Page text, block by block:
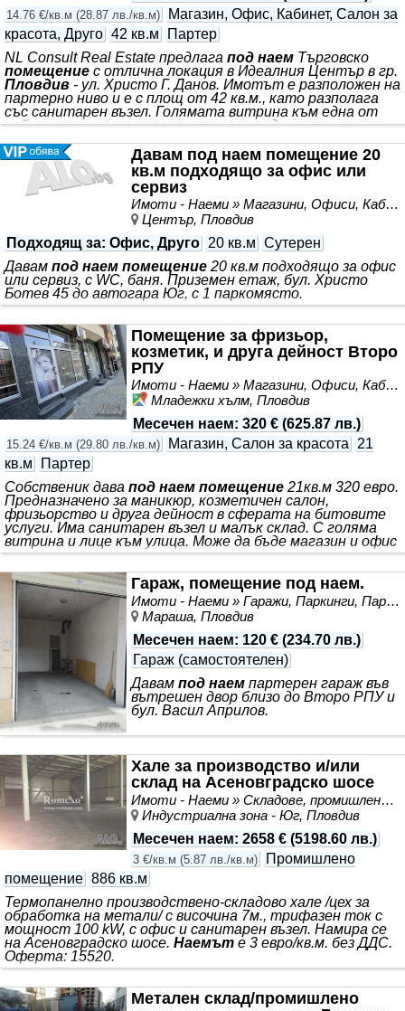
14.76 €/кв.м (28.87 лв./кв.м)
Магазин, Офис, Кабинет, Салон за
красота, Друго 42 кв.м
Партер
NL Consult Real Estate предлага под наем Търговско
помещение с отлична локация в Идеалния Център в гр.
Пловдив - ул. Христо Г. Данов. Имотът е разположен на
партерно ниво и е с площ от 42 кв.м., като разполага
със санитарен възел. Голямата витрина към една от
най-оживените търговски улици в града осигурява
подходящо за както за магазин и шоурум; така и за офис
или представителство на компания; счетоводна,
адвокатска кантора, галерия, ателие или
консултантски център и други търговски и
административни дейности. Имотът се отдава
Давам под наем помещение 20
кв.м подходящо за офис или
сервиз
Имоти - Наеми » Магазини, Офиси, Кабинети, Салони
Център, Пловдив
Подходящ за: Офис, Друго 20 кв.м Сутерен
Давам под наем помещение 20 кв.м подходящо за офис
или сервиз, с WC, баня. Приземен етаж, бул. Христо
Ботев 45 до автогара Юг, с 1 паркомясто.
Помещение за фризьор,
козметик, и друга дейност Второ
РПУ
Имоти - Наеми » Магазини, Офиси, Кабинети, Салони
Младежки хълм, Пловдив
Месечен наем: 320 € (625.87 лв.)
15.24 €/кв.м (29.80 лв./кв.м) Магазин, Салон за красота
21
кв.м
Партер
Собственик дава под наем помещение 21кв.м 320 евро.
Предназначено за маникюр, козметичен салон,
фризьорство и друга дейност в сферата на битовите
услуги. Има санитарен възел и малък склад. С голяма
витрина и лице към улица. Може да бъде магазин и офис
Гараж, помещение под наем.
Имоти - Наеми » Гаражи, Паркинги, Паркоместа под наем
Мараша, Пловдив
Месечен наем: 120 € (234.70 лв.)
Гараж (самостоятелен)
Давам под наем партерен гараж във
вътрешен двор близо до Второ РПУ и
бул. Васил Априлов.
Хале за производство и/или
склад на Асеновградско шосе
Имоти - Наеми » Складове, промишлени и стопански имоти под наем
Индустриална зона - Юг, Пловдив
Месечен наем: 2658 € (5198.60 лв.)
3 €/кв.м (5.87 лв./кв.м)
Промишлено
помещение 886 кв.м
Термопанелно производствено-складово хале /цех за
обработка на метали/ с височина 7м., трифазен ток с
мощност 100 kW, с офис и санитарeн възел. Намира се
на Асеновградско шосе. Наемът е 3 евро/кв.м. без ДДС.
Оферта: 15520.
Метален склад/промишлено